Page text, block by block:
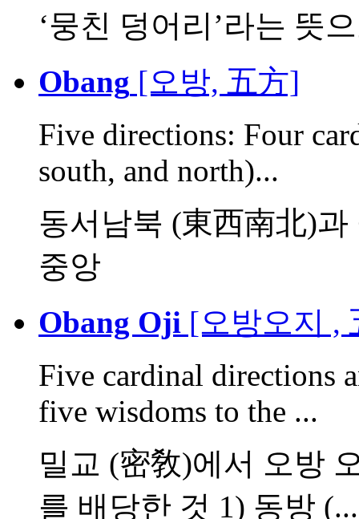
‘뭉친 덩어리’라는 뜻
Obang [오방, 五方]
Five directions: Four
south, and north)...
동서남북 (東西南北)
중앙
Obang Oji [오방오지 ,
Five cardinal directions
five wisdoms to the ...
밀교 (密敎)에서 오방
를 배당한 것 1) 동방 (...